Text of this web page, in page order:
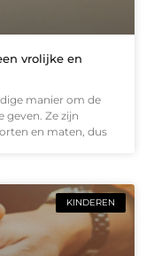
vrolijke en
manier om de
geven. Ze zijn
en maten, dus
KINDEREN